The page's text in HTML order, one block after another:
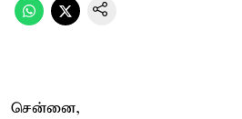
சென்னை,